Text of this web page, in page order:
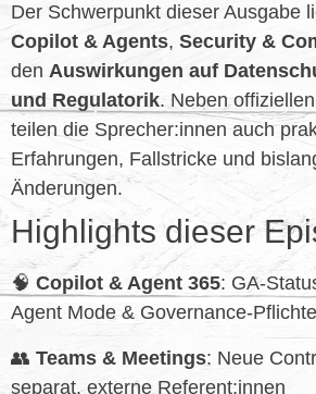
Der Schwerpunkt dieser Ausgabe
Copilot & Agents, Security &
den Auswirkungen auf
und Regulatorik. Neben
teilen die Sprecher:innen auch
Erfahrungen, Fallstricke und
Änderungen.
Highlights dieser
🧠 Copilot & Agent 365:
Agent Mode &
👥 Teams & Meetings: Neue
separat, externe Referent:innen